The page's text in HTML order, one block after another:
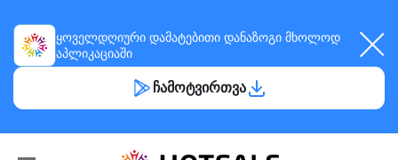
ყოველდღიური დამატებითი დანაზოგი მხოლოდ
აპლიკაციაში
ჩამოტვირთვა